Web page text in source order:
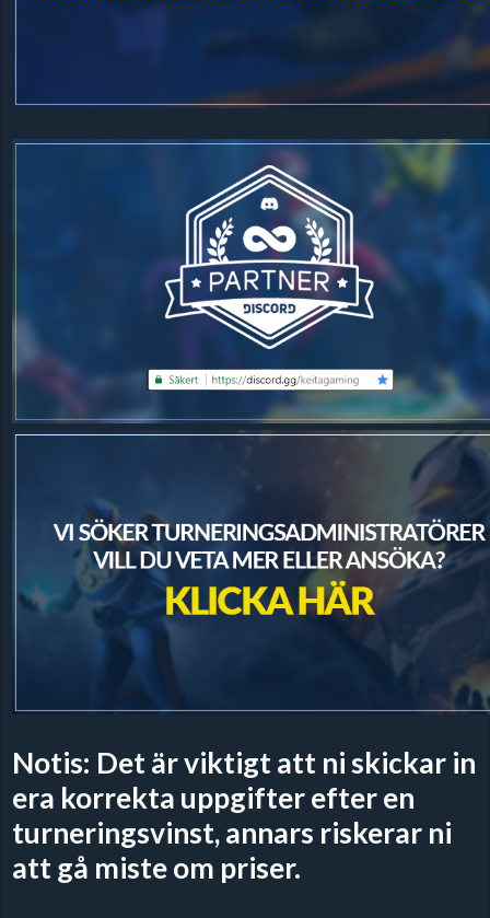
Notis: Det är viktigt att ni skickar in
era korrekta uppgifter efter en
turneringsvinst, annars riskerar ni
att gå miste om priser.